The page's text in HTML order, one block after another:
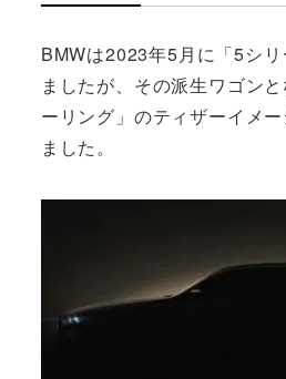
BMWは2023年5月に「5シ
ましたが、その派生ワゴン
ーリング」のティザーイメ
ました。